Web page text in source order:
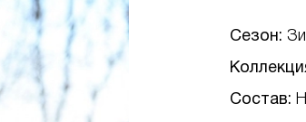
Сезон:
Состав: